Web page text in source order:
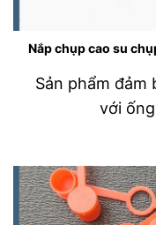
Nắp chụp cao su
Sản phẩm đảm
với